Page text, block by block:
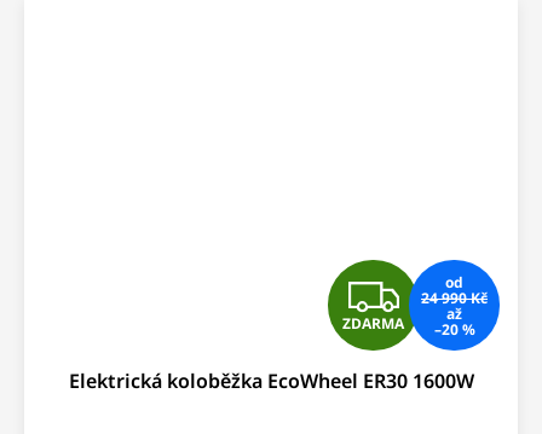
Z
D
A
ZDARMA
od
24 990 Kč
až
–20 %
Elektrická koloběžka EcoWheel ER30 1600W